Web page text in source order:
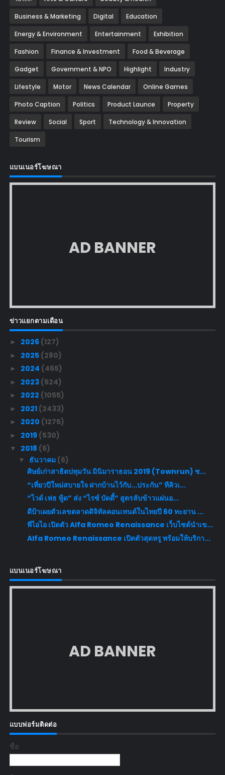
Business & Marketing Digital Education
Energy & Environment Entertainment Exhibition
Fashion Finance & Investment Food & Beverage
Gadget Government & NPO Highlight Industry
Lifestyle Motor News Calendar Online Games
Photo Caption Politics Product Launce Property
Review Social Sport Technology & Innovation
Tourism
แบนเนอร์โฆษณา
AD BANNER
ข่าวแยกตามเดือน
► 2026 (127)
► 2025 (280)
► 2024 (465)
► 2023 (524)
► 2022 (1055)
► 2021 (2433)
► 2020 (1275)
► 2019 (530)
▼ 2018 (6)
▼ ธันวาคม (6)
ศิษย์เก่าสาธิตปทุมวัน มินิมาราธอน 2019 (Townrun) ช...
“เที่ยวปีใหม่สบายใจ ฝากบ้านไว้กับ...ประกัน” ทีคิวเ...
“ไวด์ เฟธ ฟู้ด” ส่ง “ไรซ์ บัดดี้” สูตรลับข้าวแผ่นอ...
ดีป้าเผยตัวเลขตลาดดิจิทัลคอนเทนต์ในไทยปี 60 ทะยาน ...
พีไอไอ เปิดตัว Alfa Romeo Renaissance เว็บไซต์นำเข...
Alfa Romeo Renaissance เปิดตัวสุดหรู พร้อมให้บริกา...
แบนเนอร์โฆษณา
AD BANNER
แบบฟอร์มติดต่อ
ชื่อ